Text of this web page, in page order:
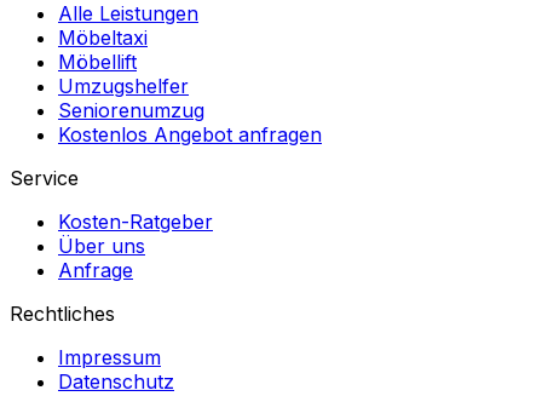
Alle Leistungen
Möbeltaxi
Möbellift
Umzugshelfer
Seniorenumzug
Kostenlos Angebot anfragen
Service
Kosten-Ratgeber
Über uns
Anfrage
Rechtliches
Impressum
Datenschutz